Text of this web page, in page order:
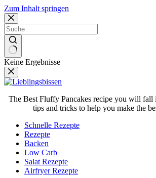
Zum Inhalt springen
Keine Ergebnisse
The Best Fluffy Pancakes recipe you will
tips and tricks to help you make the
Schnelle Rezepte
Rezepte
Backen
Low Carb
Salat Rezepte
Airfryer Rezepte